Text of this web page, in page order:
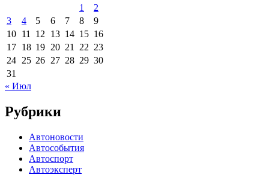
1
2
3
4 5 6 7 8
9
10 11 12 13 14 15 16
17 18 19 20 21 22 23
24 25 26 27 28 29 30
31
« Июл
Рубрики
Автоновости
Автособытия
Автоспорт
Автоэксперт